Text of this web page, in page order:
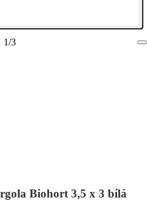
1/3
Biohort 3,5 x 3 bílá